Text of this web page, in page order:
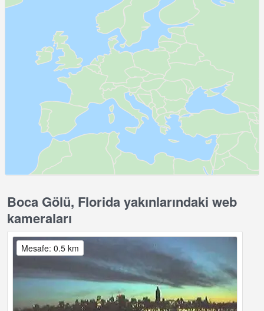
Boca Gölü, Florida yakınlarındaki web
kameraları
Mesafe: 0.5 km